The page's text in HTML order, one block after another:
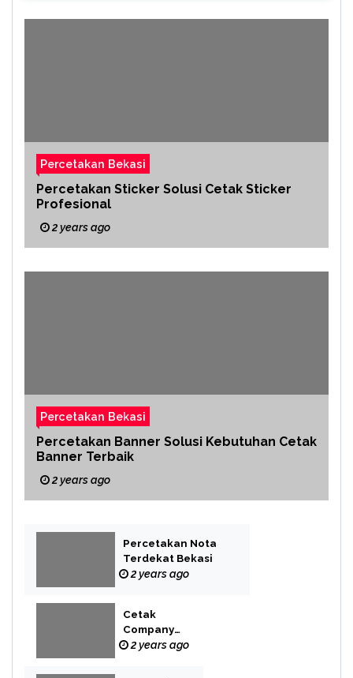
Percetakan Bekasi
Percetakan Sticker Solusi Cetak Sticker
Profesional
2 years ago
Percetakan Bekasi
Percetakan Banner Solusi Kebutuhan Cetak
Banner Terbaik
2 years ago
Percetakan Nota
Terdekat Bekasi
2 years ago
Cetak
Company
Profile Bekasi
2 years ago